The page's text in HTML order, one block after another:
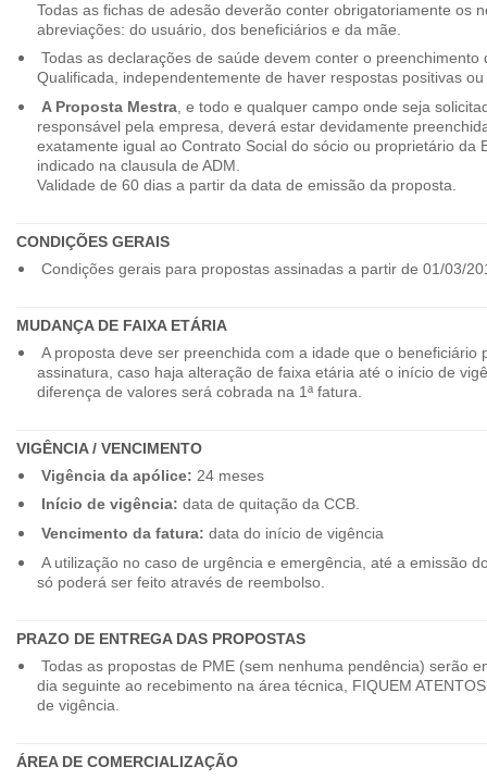
Todas as fichas de adesão deverão conter obrigatoriamente os
abreviações: do usuário, dos beneficiários e da mãe.
Todas as declarações de saúde devem conter o preenchimento
Qualificada, independentemente de haver respostas positivas ou
A Proposta Mestra, e todo e qualquer campo onde seja
responsável pela empresa, deverá estar devidamente
exatamente igual ao Contrato Social do sócio ou proprietário da
indicado na clausula de ADM.
Validade de 60 dias a partir da data de emissão da proposta.
CONDIÇÕES GERAIS
Condições gerais para propostas assinadas a partir de 01/03/
MUDANÇA DE FAIXA ETÁRIA
A proposta deve ser preenchida com a idade que o beneficiário
assinatura, caso haja alteração de faixa etária até o início de
diferença de valores será cobrada na 1ª fatura.
VIGÊNCIA / VENCIMENTO
Vigência da apólice: 24 meses
Início de vigência: data de quitação da CCB.
Vencimento da fatura: data do início de vigência
A utilização no caso de urgência e emergência, até a emissão
só poderá ser feito através de reembolso.
PRAZO DE ENTREGA DAS PROPOSTAS
Todas as propostas de PME (sem nenhuma pendência) serão
dia seguinte ao recebimento na área técnica, FIQUEM
de vigência.
ÁREA DE COMERCIALIZAÇÃO